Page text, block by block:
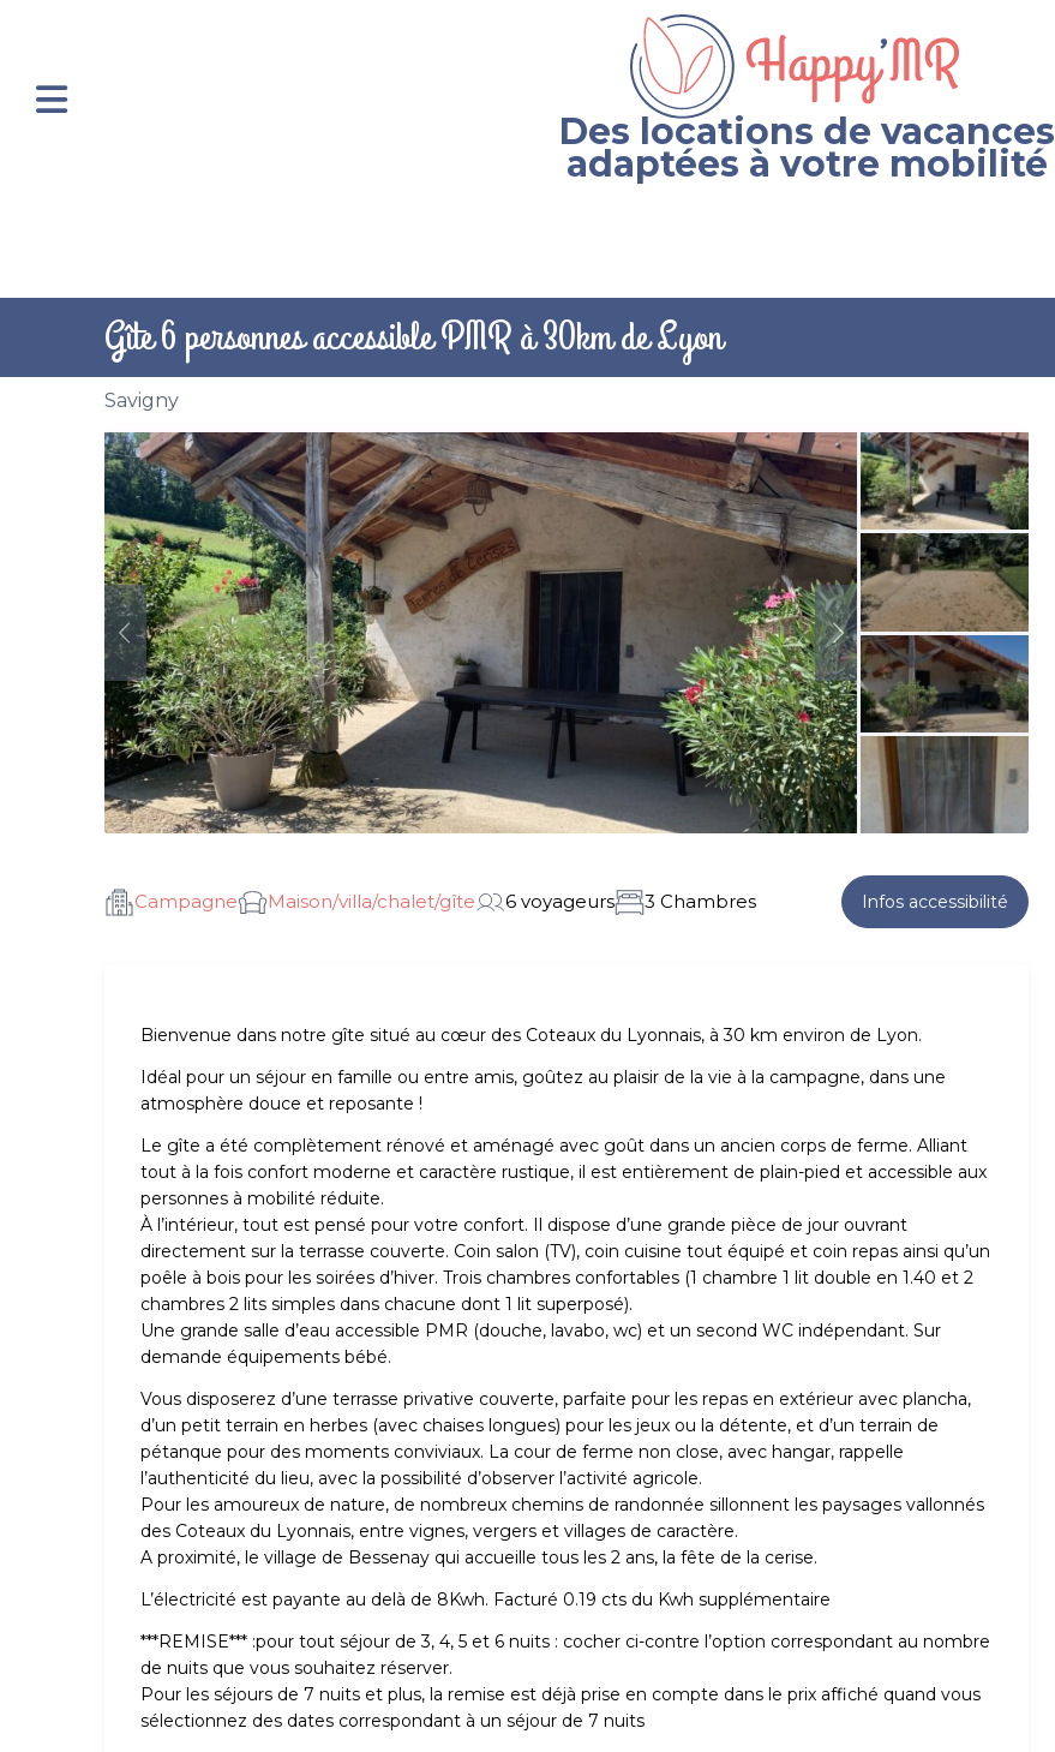
Des locations de vacances
adaptées à votre mobilité
Gîte 6 personnes accessible PMR à 30km de Lyon
Savigny
Campagne Maison/villa/chalet/gîte 6 voyageurs 3 Chambres Infos accessibilité
Bienvenue dans notre gîte situé au cœur des Coteaux du Lyonnais, à 30 km environ de Lyon.
Idéal pour un séjour en famille ou entre amis, goûtez au plaisir de la vie à la campagne, dans une
atmosphère douce et reposante !
Le gîte a été complètement rénové et aménagé avec goût dans un ancien corps de ferme. Alliant
tout à la fois confort moderne et caractère rustique, il est entièrement de plain-pied et accessible aux
personnes à mobilité réduite.
À l’intérieur, tout est pensé pour votre confort. Il dispose d’une grande pièce de jour ouvrant
directement sur la terrasse couverte. Coin salon (TV), coin cuisine tout équipé et coin repas ainsi qu’un
poêle à bois pour les soirées d’hiver. Trois chambres confortables (1 chambre 1 lit double en 1.40 et 2
chambres 2 lits simples dans chacune dont 1 lit superposé).
Une grande salle d’eau accessible PMR (douche, lavabo, wc) et un second WC indépendant. Sur
demande équipements bébé.
Vous disposerez d’une terrasse privative couverte, parfaite pour les repas en extérieur avec plancha,
d’un petit terrain en herbes (avec chaises longues) pour les jeux ou la détente, et d’un terrain de
pétanque pour des moments conviviaux. La cour de ferme non close, avec hangar, rappelle
l’authenticité du lieu, avec la possibilité d’observer l’activité agricole.
Pour les amoureux de nature, de nombreux chemins de randonnée sillonnent les paysages vallonnés
des Coteaux du Lyonnais, entre vignes, vergers et villages de caractère.
A proximité, le village de Bessenay qui accueille tous les 2 ans, la fête de la cerise.
L’électricité est payante au delà de 8Kwh. Facturé 0.19 cts du Kwh supplémentaire
***REMISE*** :pour tout séjour de 3, 4, 5 et 6 nuits : cocher ci-contre l’option correspondant au nombre
de nuits que vous souhaitez réserver.
Pour les séjours de 7 nuits et plus, la remise est déjà prise en compte dans le prix affiché quand vous
sélectionnez des dates correspondant à un séjour de 7 nuits